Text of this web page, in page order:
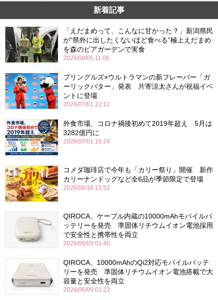
新着記事
「えだまめって、こんなに甘かった？」新潟県民
が“県外に出したくないほど食べる”極上えだまめ
を森のビアガーデンで実食
2026/08/05 11:06
プリングルズ×ウルトラマンの新フレーバー「ガ
ーリックバター」発表 片寄涼太さんが祝福イベ
ントに登場
2026/07/01 22:12
外食市場、コロナ禍後初めて2019年超え 5月は
3282億円に
2026/07/01 16:24
コメダ珈琲店で今年も「カリー祭り」開催 新作
カリーナンドッグなど全6品が季節限定で登場
2026/06/16 15:52
QIROCA、ケーブル内蔵の10000mAhモバイルバ
ッテリーを発売 準固体リチウムイオン電池採用
で安全性と携帯性を両立
2026/06/09 01:40
QIROCA、10000mAhのQi2対応モバイルバッテ
リーを発売 準固体リチウムイオン電池搭載で大
容量と安全性を両立
2026/06/09 01:23